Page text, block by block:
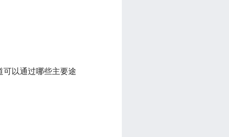
以通过哪些主要途